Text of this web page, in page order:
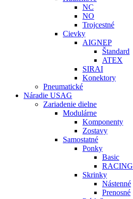
NC
NO
Trojcestné
Cievky
AIGNEP
Štandard
ATEX
SIRAI
Konektory
Pneumatické
Náradie USAG
Zariadenie dielne
Modulárne
Komponenty
Zostavy
Samostatné
Ponky
Basic
RACING
Skrinky
Nástenné
Prenosné